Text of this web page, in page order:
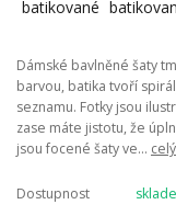
Dámské bavlněné šaty
barvou, batika tvoří
seznamu. Fotky jsou
zase máte jistotu, že
jsou focené šaty ve...
Dostupnost